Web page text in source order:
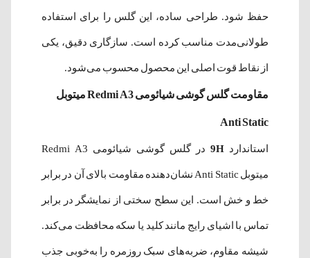
حفظ شود. طراحی ساده، این گلس را برای استفاده
طولانی‌مدت مناسب کرده است. سازگاری دقیق، یکی
از نقاط قوت اصلی این محصول محسوب می‌شود.
مقاومت گلس گوشی شیائومی Redmi A3 میتوبل
Anti Static
استاندارد 9H در گلس گوشی شیائومی Redmi A3
میتوبل Anti Static نشان‌دهنده مقاومت بالای آن در برابر
خط و خش است. این سطح سختی از نمایشگر در برابر
تماس با اشیای رایج مانند کلید یا سکه محافظت می‌کند.
شیشه مقاوم، ضربه‌های سبک روزمره را به‌خوبی جذب